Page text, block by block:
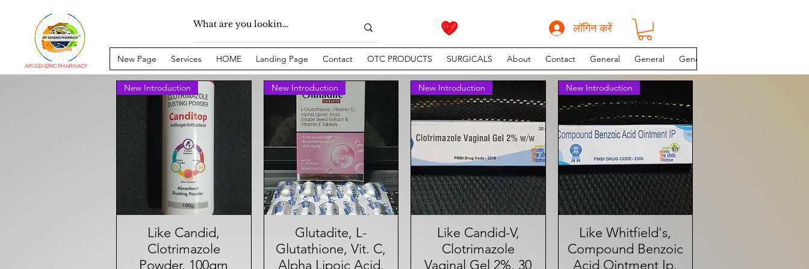
API GENERIC PHARMACY
लॉगिन करें
New Page Services HOME Landing Page Contact OTC PRODUCTS SURGICALS About Contact General General General
त्वरित दृश्य
New Introduction
Like Candid,
Clotrimazole
Powder, 100gm
त्वरित दृश्य
New Introduction
Glutadite, L-
Glutathione, Vit. C,
Alpha Lipoic Acid,
त्वरित दृश्य
New Introduction
Like Candid-V,
Clotrimazole
Vaginal Gel 2%, 30
त्वरित दृश्य
New Introduction
Like Whitfield's,
Compound Benzoic
Acid Ointment Ip,